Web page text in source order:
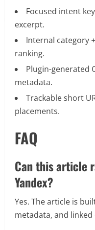
Focused intent
excerpt.
Internal category
ranking.
Plugin-generated
metadata.
Trackable short
placements.
FAQ
Can this article
Yandex?
Yes. The article is
metadata, and